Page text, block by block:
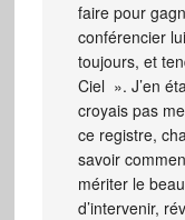
faire pour
conférencier
toujours, et
Ciel ». J’en
croyais pas
ce registre,
savoir
mériter le
d’intervenir,